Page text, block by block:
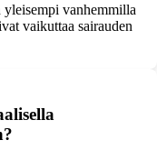
vanhemmilla
vaikuttaa sairauden